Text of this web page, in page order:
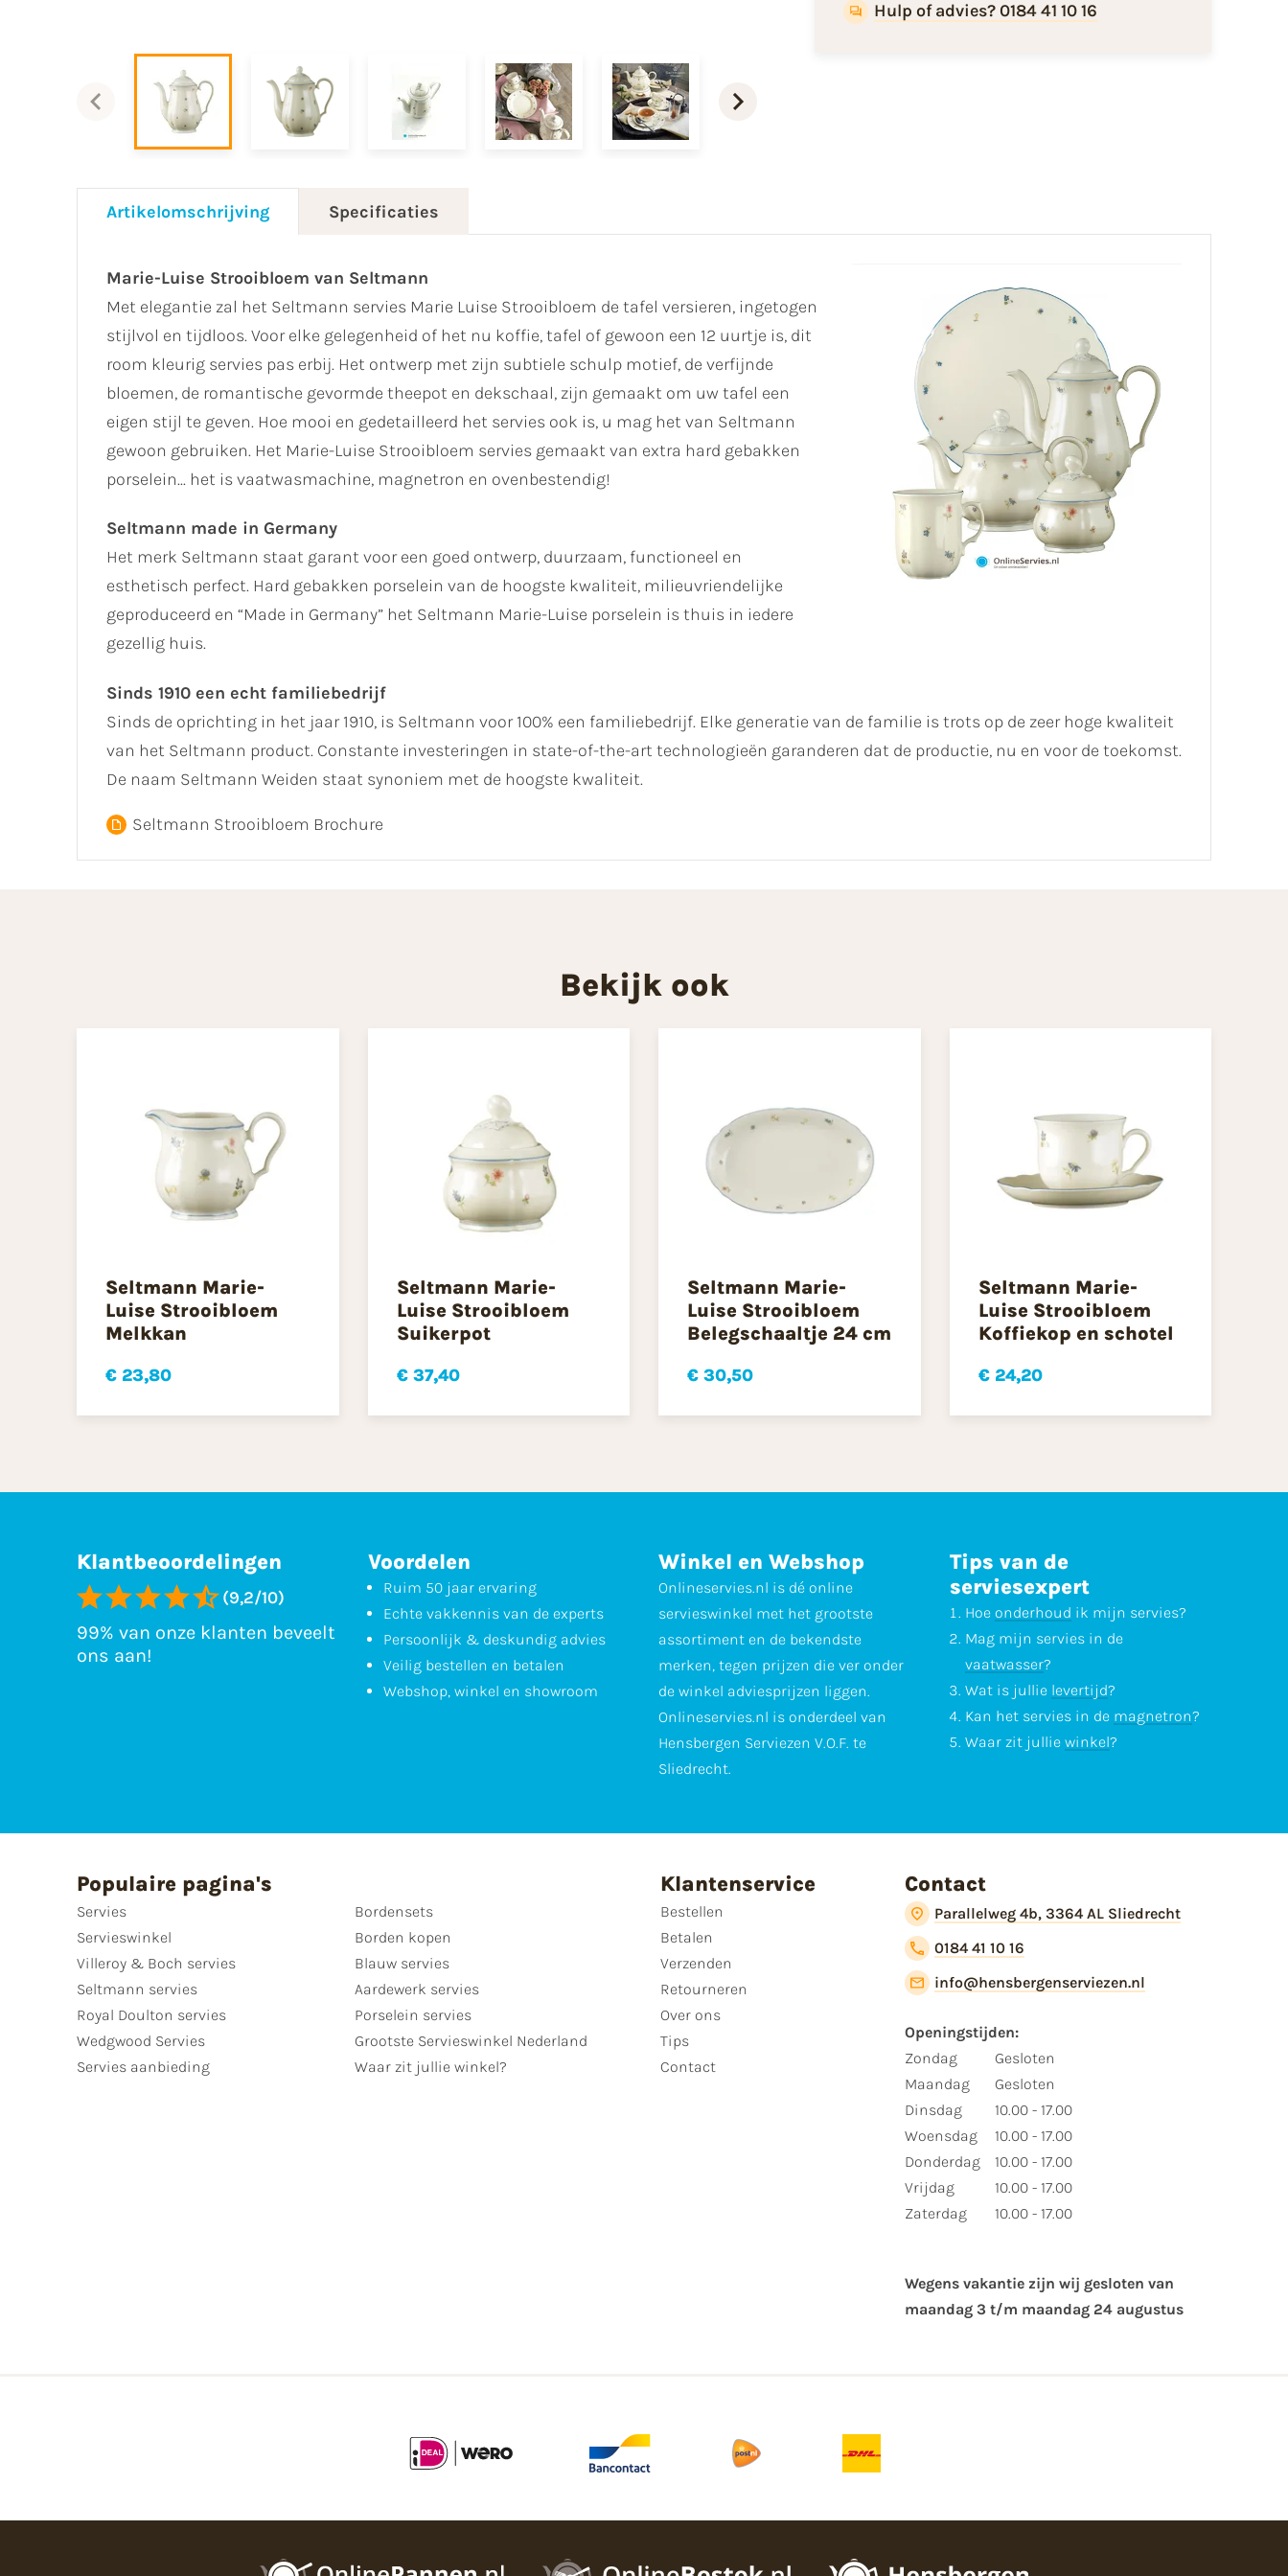
Hulp of advies? 0184 41 10 16
Artikelomschrijving Specificaties
Marie-Luise Strooibloem van Seltmann
Met elegantie zal het Seltmann servies Marie Luise Strooibloem de tafel versieren, ingetogen
stijlvol en tijdloos. Voor elke gelegenheid of het nu koffie, tafel of gewoon een 12 uurtje is, dit
room kleurig servies pas erbij. Het ontwerp met zijn subtiele schulp motief, de verfijnde
bloemen, de romantische gevormde theepot en dekschaal, zijn gemaakt om uw tafel een
eigen stijl te geven. Hoe mooi en gedetailleerd het servies ook is, u mag het van Seltmann
gewoon gebruiken. Het Marie-Luise Strooibloem servies gemaakt van extra hard gebakken
porselein... het is vaatwasmachine, magnetron en ovenbestendig!
Seltmann made in Germany
Het merk Seltmann staat garant voor een goed ontwerp, duurzaam, functioneel en
esthetisch perfect. Hard gebakken porselein van de hoogste kwaliteit, milieuvriendelijke
geproduceerd en “Made in Germany” het Seltmann Marie-Luise porselein is thuis in iedere
gezellig huis.
Sinds 1910 een echt familiebedrijf
Sinds de oprichting in het jaar 1910, is Seltmann voor 100% een familiebedrijf. Elke generatie van de familie is trots op de zeer hoge kwaliteit
van het Seltmann product. Constante investeringen in state-of-the-art technologieën garanderen dat de productie, nu en voor de toekomst.
De naam Seltmann Weiden staat synoniem met de hoogste kwaliteit.
Seltmann Strooibloem Brochure
Bekijk ook
Seltmann Marie-
Luise Strooibloem
Melkkan
€ 23,80
Seltmann Marie-
Luise Strooibloem
Suikerpot
€ 37,40
Seltmann Marie-
Luise Strooibloem
Belegschaaltje 24 cm
€ 30,50
Seltmann Marie-
Luise Strooibloem
Koffiekop en schotel
€ 24,20
Klantbeoordelingen
(9,2/10)
99% van onze klanten beveelt
ons aan!
Voordelen
Ruim 50 jaar ervaring
Echte vakkennis van de experts
Persoonlijk & deskundig advies
Veilig bestellen en betalen
Webshop, winkel en showroom
Winkel en Webshop
Onlineservies.nl is dé online
servieswinkel met het grootste
assortiment en de bekendste
merken, tegen prijzen die ver onder
de winkel adviesprijzen liggen.
Onlineservies.nl is onderdeel van
Hensbergen Serviezen V.O.F. te
Sliedrecht.
Tips van de
serviesexpert
Hoe onderhoud ik mijn servies?
Mag mijn servies in de
vaatwasser?
Wat is jullie levertijd?
Kan het servies in de magnetron?
Waar zit jullie winkel?
Populaire pagina's
Servies
Servieswinkel
Villeroy & Boch servies
Seltmann servies
Royal Doulton servies
Wedgwood Servies
Servies aanbieding
Bordensets
Borden kopen
Blauw servies
Aardewerk servies
Porselein servies
Grootste Servieswinkel Nederland
Waar zit jullie winkel?
Klantenservice
Bestellen
Betalen
Verzenden
Retourneren
Over ons
Tips
Contact
Contact
Parallelweg 4b, 3364 AL Sliedrecht
0184 41 10 16
info@hensbergenserviezen.nl
Openingstijden:
Zondag
Maandag
Dinsdag
Woensdag
Donderdag
Vrijdag
Zaterdag
Gesloten
Gesloten
10.00 - 17.00
10.00 - 17.00
10.00 - 17.00
10.00 - 17.00
10.00 - 17.00
Wegens vakantie zijn wij gesloten van ​
maandag 3 t/m maandag 24 augustus